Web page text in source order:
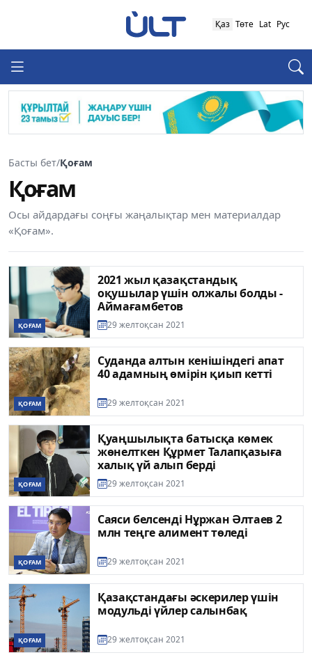
Қаз Төте Lat Рус
Басты бет/Қоғам
Қоғам
Осы айдардағы соңғы жаңалықтар мен материалдар
«Қоғам».
ҚОҒАМ
2021 жыл қазақстандық
оқушылар үшін олжалы болды -
Аймағамбетов
29 желтоқсан 2021
ҚОҒАМ
Суданда алтын кенішіндегі апат
40 адамның өмірін қиып кетті
29 желтоқсан 2021
ҚОҒАМ
Қуаңшылықта батысқа көмек
жөнелткен Құрмет Талапқазыға
халық үй алып берді
29 желтоқсан 2021
ҚОҒАМ
Саяси белсенді Нұржан Әлтаев 2
млн теңге алимент төледі
29 желтоқсан 2021
ҚОҒАМ
Қазақстандағы әскерилер үшін
модульді үйлер салынбақ
29 желтоқсан 2021